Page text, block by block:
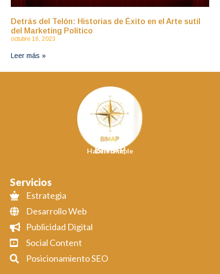
Detrás del Telón: Historias de Éxito en el Arte sutil
del Marketing Político
octubre 16, 2023
Leer más »
BIMAP
Hacelo Simple
Servicios
Estrategia
Desarrollo Web
Publicidad Digital
Social Content
Posicionamiento SEO